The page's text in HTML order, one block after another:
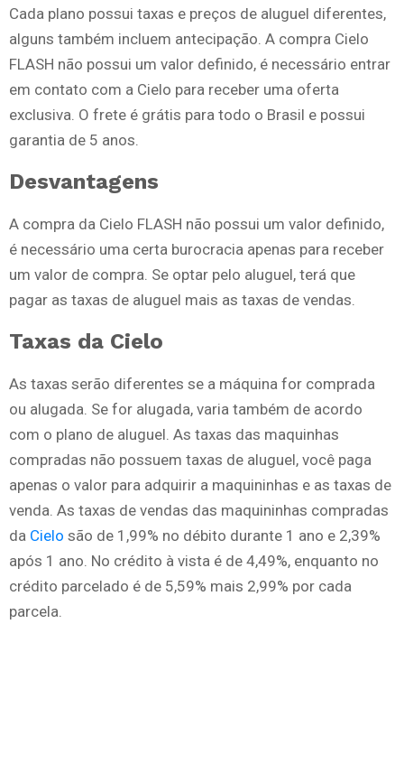
Cada plano possui taxas e preços de aluguel diferentes,
alguns também incluem antecipação. A compra Cielo
FLASH não possui um valor definido, é necessário entrar
em contato com a Cielo para receber uma oferta
exclusiva. O frete é grátis para todo o Brasil e possui
garantia de 5 anos.
Desvantagens
A compra da Cielo FLASH não possui um valor definido,
é necessário uma certa burocracia apenas para receber
um valor de compra. Se optar pelo aluguel, terá que
pagar as taxas de aluguel mais as taxas de vendas.
Taxas da Cielo
As taxas serão diferentes se a máquina for comprada
ou alugada. Se for alugada, varia também de acordo
com o plano de aluguel. As taxas das maquinhas
compradas não possuem taxas de aluguel, você paga
apenas o valor para adquirir a maquininhas e as taxas de
venda. As taxas de vendas das maquininhas compradas
da Cielo são de 1,99% no débito durante 1 ano e 2,39%
após 1 ano. No crédito à vista é de 4,49%, enquanto no
crédito parcelado é de 5,59% mais 2,99% por cada
parcela.